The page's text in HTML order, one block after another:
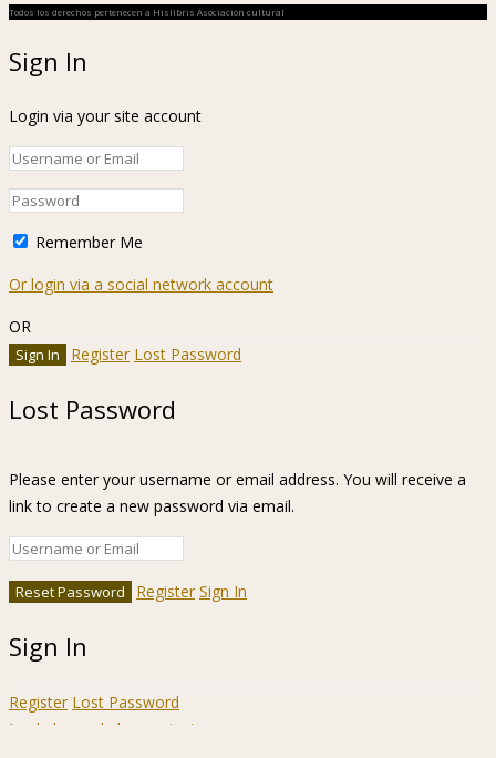
Todos los derechos pertenecen a Hislibris Asociación cultural
Sign In
Login via your site account
Remember Me
Or login via a social network account
OR
Register Lost Password
Lost Password
Please enter your username or email address. You will receive a
link to create a new password via email.
Register Sign In
Sign In
Register Lost Password
Ir a la barra de herramientas